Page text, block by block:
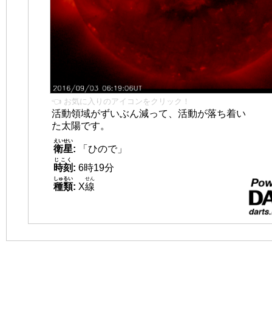
👈 お気に入りのアイコンをクリック！
活動領域がずいぶん減って、活動が落ち着い
た太陽です。
衛星
えいせい
:
「ひので」
時刻
じこく
: 6時19分
種類
しゅるい
: X線
せん